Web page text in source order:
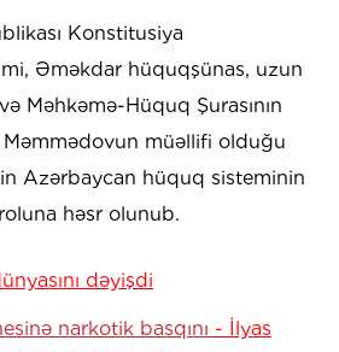
Konstitusiya
Əməkdar hüquqşünas, uzun
Məhkəmə-Hüquq Şurasının
müəllifi olduğu
Azərbaycan hüquq sisteminin
həsr olunub.
dəyişdi
narkotik basqını - İlyas